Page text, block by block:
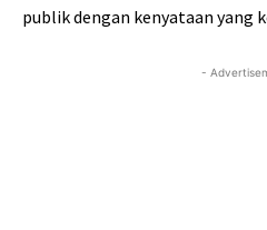
publik dengan kenyataan yang
-